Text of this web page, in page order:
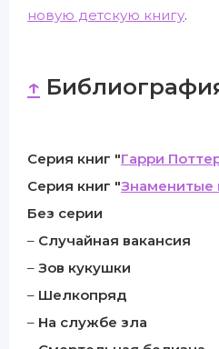
новую детскую книгу.
↑
Серия книг "Гарри
Серия книг "Знаменитые
Без серии
– Случайная вакансия
– Зов кукушки
– Шелкопряд
– На службе зла